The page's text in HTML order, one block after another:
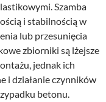
Szamba
i stabilnością w
lub przesunięcia
zbiorniki są lżejsze
jednak ich
i działanie czynników
betonu.